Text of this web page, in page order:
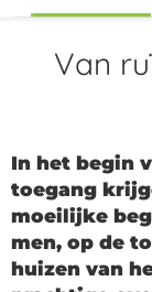
Van
In het begin
toegang
moeilijke
men, op de
huizen van